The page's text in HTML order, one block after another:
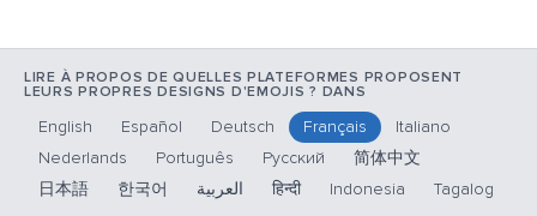
LIRE À PROPOS DE QUELLES PLATEFORMES PROPOSENT
LEURS PROPRES DESIGNS D'EMOJIS ? DANS
English Español Deutsch Français
Italiano
Nederlands
Português Русский
简体中文
日本語
한국어 العربية हिन्दी Indonesia Tagalog